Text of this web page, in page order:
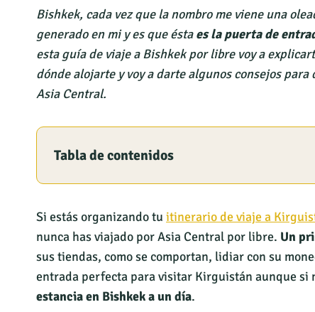
Bishkek, cada vez que la nombro me viene una
generado en mi y es que éstaes la puerta de
esta guía de viaje a Bishkek por libre voy a
dónde alojarte y voy a darte algunos consejos
Asia Central.
Tabla de contenidos
Si estás organizando tu itinerario de viaje a
nunca has viajado por Asia Central por libre. Un
sus tiendas, como se comportan, lidiar con su
entrada perfecta para visitar Kirguistán aunque si
estancia en Bishkek a un día.